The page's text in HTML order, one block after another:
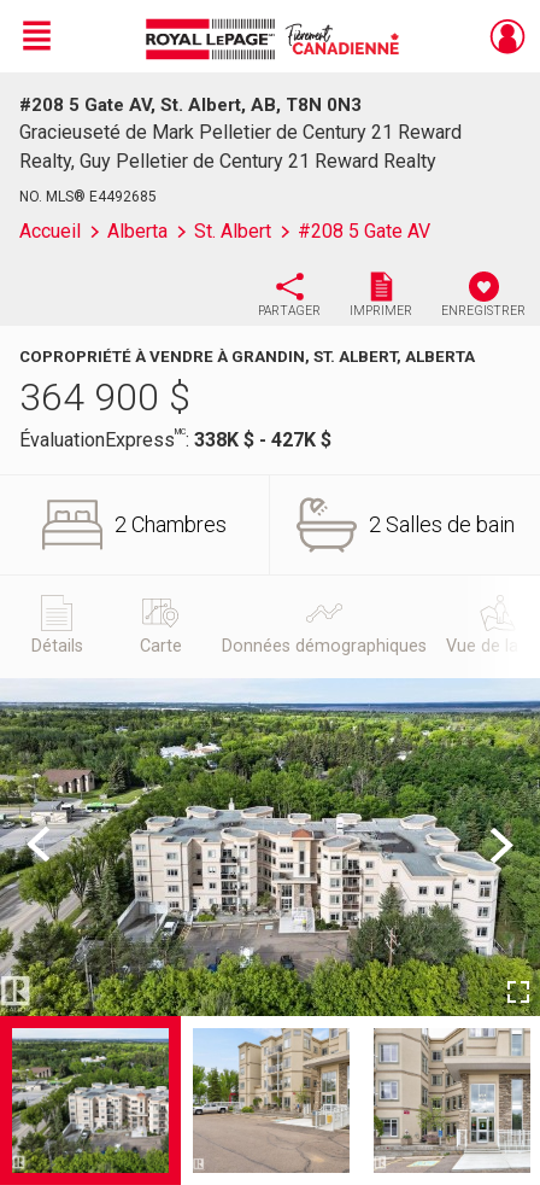
Live
En Direct
Menu
#208 5 Gate AV, St. Albert, AB, T8N 0N3
Gracieuseté de Mark Pelletier de Century 21 Reward
Realty, Guy Pelletier de Century 21 Reward Realty
NO. MLS® E4492685
Accueil Alberta St. Albert #208 5 Gate AV
PARTAGER IMPRIMER ENREGISTRER
COPROPRIÉTÉ À VENDRE À GRANDIN, ST. ALBERT, ALBERTA
364 900 $
ÉvaluationExpressMC: 338K $ - 427K $
2 Chambres 2 Salles de bain
Détails Carte Données démographiques Vue de la
Previous Next